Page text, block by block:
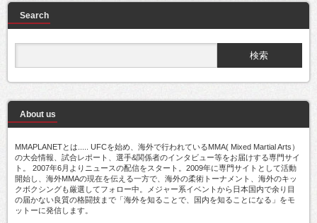
Search
About us
MMAPLANETとは..... UFCを始め、海外で行われているMMA( Mixed Martial Arts）
の大会情報、試合レポート、選手&関係者のインタビュー等をお届けする専門サイ
ト。 2007年6月よりニュースの配信をスタート。2009年に専門サイトとして活動
開始し、海外MMAの現在を伝える一方で、海外の柔術トーナメント、海外のキッ
クボクシングも厳選してフォロー中。メジャー系イベントから日本国内で余り目
の届かない良質の格闘技まで「海外を知ることで、国内を知ることになる」をモ
ットーに発信します。